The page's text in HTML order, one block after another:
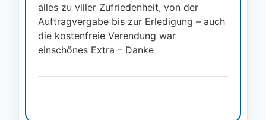
alles zu viller Zufriedenheit, von der
Auftragvergabe bis zur Erledigung – auch
die kostenfreie Verendung war
einschönes Extra – Danke